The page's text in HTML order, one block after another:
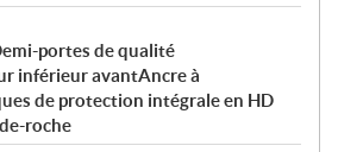
portes de qualité
inférieur avantAncre à
de protection intégrale en HD
roche